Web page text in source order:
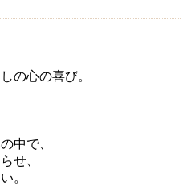
の心の喜び。
中で、
せ、
。